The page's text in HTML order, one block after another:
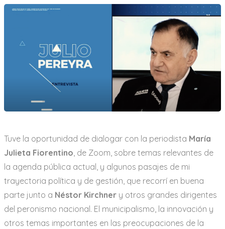
j
n
a
Tuve la oportunidad de dialogar con la periodista María
Julieta Fiorentino, de Zoom, sobre temas relevantes de
la agenda pública actual, y algunos pasajes de mi
trayectoria política y de gestión, que recorrí en buena
parte junto a Néstor Kirchner y otros grandes dirigentes
del peronismo nacional. El municipalismo, la innovación y
otros temas importantes en las preocupaciones de la